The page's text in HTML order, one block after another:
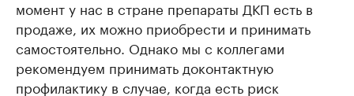
момент у нас в стране препараты ДКП есть в
продаже, их можно приобрести и принимать
самостоятельно. Однако мы с коллегами
рекомендуем принимать доконтактную
профилактику в случае, когда есть риск